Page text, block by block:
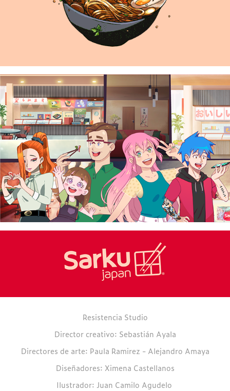
Resistencia Studio
Director creativo: Sebastián Ayala
Directores de arte: Paula Ramirez - Alejandro Amaya
Diseñadores: Ximena Castellanos
Ilustrador: Juan Camilo Agudelo